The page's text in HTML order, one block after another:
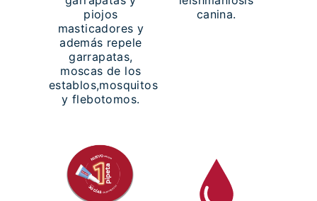
piojos
masticadores y
además repele
garrapatas,
moscas de los
establos,mosquitos
y flebotomos.
canina.